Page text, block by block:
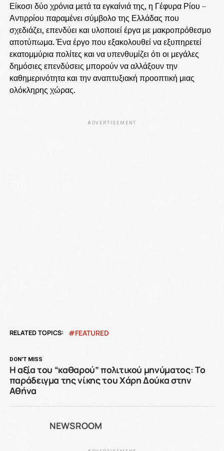
Είκοσι δύο χρόνια μετά τα εγκαίνιά της, η Γέφυρα Ρίου –
Αντιρρίου παραμένει σύμβολο της Ελλάδας που
σχεδιάζει, επενδύει και υλοποιεί έργα με μακροπρόθεσμο
αποτύπωμα. Ένα έργο που εξακολουθεί να εξυπηρετεί
εκατομμύρια πολίτες και να υπενθυμίζει ότι οι μεγάλες
δημόσιες επενδύσεις μπορούν να αλλάξουν την
καθημερινότητα και την αναπτυξιακή προοπτική μιας
ολόκληρης χώρας.
ADVERTISEMENT
RELATED TOPICS: FEATURED
DON'T MISS
Η αξία του “καθαρού” πολιτικού μηνύματος: Το
παράδειγμα της νίκης του Χάρη Δούκα στην
Αθήνα
NEWSROOM